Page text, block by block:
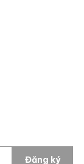
Đăng ký